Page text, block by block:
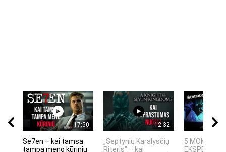
17:50
Se7en – kai tamsa
tampa meno kūriniu
12:32
„Septynių Karalysčių
Riteris" – kai
5 MOKSLINIAI